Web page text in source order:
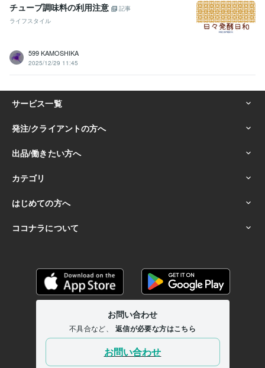
チューブ調味料の利用注意
記事
ライフスタイル
599 KAMOSHIKA
2025/12/29 11:45